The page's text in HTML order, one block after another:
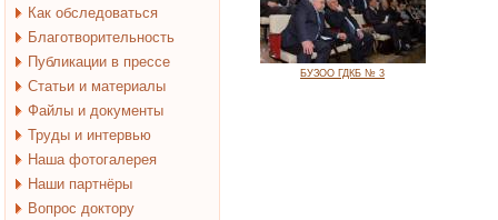
Как обследоваться
Благотворительность
Публикации в прессе
Статьи и материалы
Файлы и документы
Труды и интервью
Наша фотогалерея
Наши партнёры
Вопрос доктору
БУЗОО ГДКБ № 3